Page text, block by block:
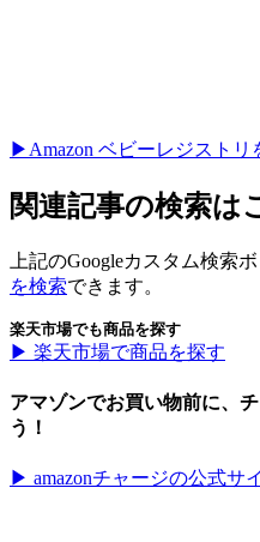
▶︎Amazon ベビーレジスト
関連記事の検索は
上記のGoogleカスタム検索
を検索できます。
楽天市場でも商品を探す
▶︎ 楽天市場で商品を探す
アマゾンでお買い物前に、
う！
▶︎ amazonチャージの公式サ